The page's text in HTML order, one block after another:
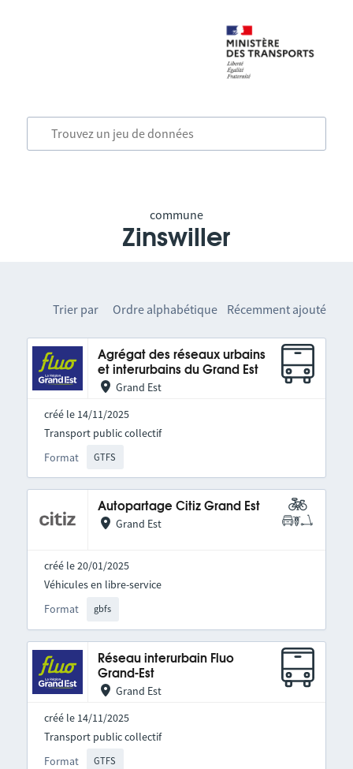
commune
Zinswiller
Trier par Ordre alphabétique Récemment ajouté
Agrégat des réseaux urbains
et interurbains du Grand Est
Grand Est
créé le 14/11/2025
Format GTFS
Transport public collectif
Autopartage Citiz Grand Est
Grand Est
créé le 20/01/2025
Format gbfs
Véhicules en libre-service
Réseau interurbain Fluo
Grand-Est
Grand Est
créé le 14/11/2025
Format GTFS
Transport public collectif